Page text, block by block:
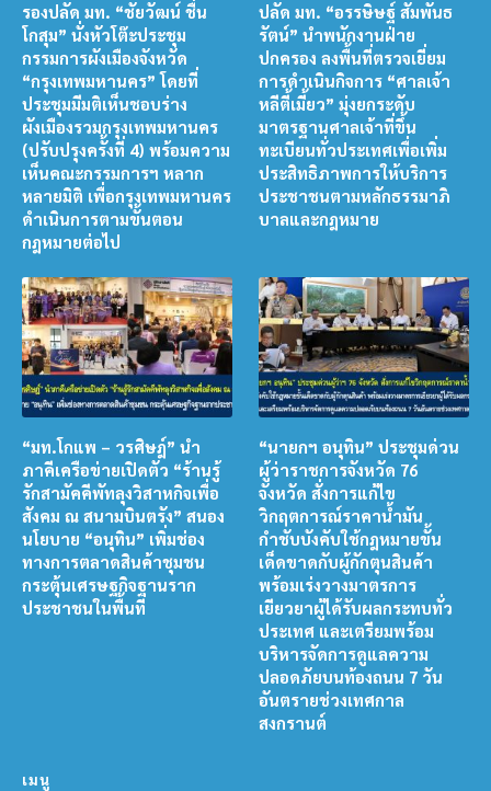
รองปลัด มท. “ชัยวัฒน์ ชื่น
โกสุม” นั่งหัวโต๊ะประชุม
กรรมการผังเมืองจังหวัด
“กรุงเทพมหานคร” โดยที่
ประชุมมีมติเห็นชอบร่าง
ผังเมืองรวมกรุงเทพมหานคร
(ปรับปรุงครั้งที่ 4) พร้อมความ
เห็นคณะกรรมการฯ หลาก
หลายมิติ เพื่อกรุงเทพมหานคร
ดำเนินการตามขั้นตอน
กฎหมายต่อไป
ปลัด มท. “อรรษิษฐ์ สัมพันธ
รัตน์” นำพนักงานฝ่าย
ปกครอง ลงพื้นที่ตรวจเยี่ยม
การดำเนินกิจการ “ศาลเจ้า
หลีตี้เมี้ยว” มุ่งยกระดับ
มาตรฐานศาลเจ้าที่ขึ้น
ทะเบียนทั่วประเทศเพื่อเพิ่ม
ประสิทธิภาพการให้บริการ
ประชาชนตามหลักธรรมาภิ
บาลและกฎหมาย
“มท.โกแพ – วรศิษฎ์” นำ
ภาคีเครือข่ายเปิดตัว “ร้านรู้
รักสามัคคีพัทลุงวิสาหกิจเพื่อ
สังคม ณ สนามบินตรัง” สนอง
นโยบาย “อนุทิน” เพิ่มช่อง
ทางการตลาดสินค้าชุมชน
กระตุ้นเศรษฐกิจฐานราก
ประชาชนในพื้นที่
“นายกฯ อนุทิน” ประชุมด่วน
ผู้ว่าราชการจังหวัด 76
จังหวัด สั่งการแก้ไข
วิกฤตการณ์ราคาน้ำมัน
กำชับบังคับใช้กฎหมายขั้น
เด็ดขาดกับผู้กักตุนสินค้า
พร้อมเร่งวางมาตรการ
เยียวยาผู้ได้รับผลกระทบทั่ว
ประเทศ และเตรียมพร้อม
บริหารจัดการดูแลความ
ปลอดภัยบนท้องถนน 7 วัน
อันตรายช่วงเทศกาล
สงกรานต์
เมนู